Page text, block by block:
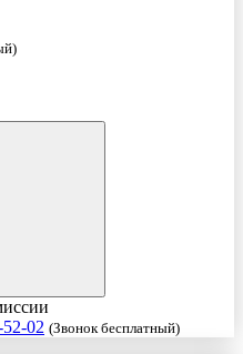
02 (Звонок бесплатный)